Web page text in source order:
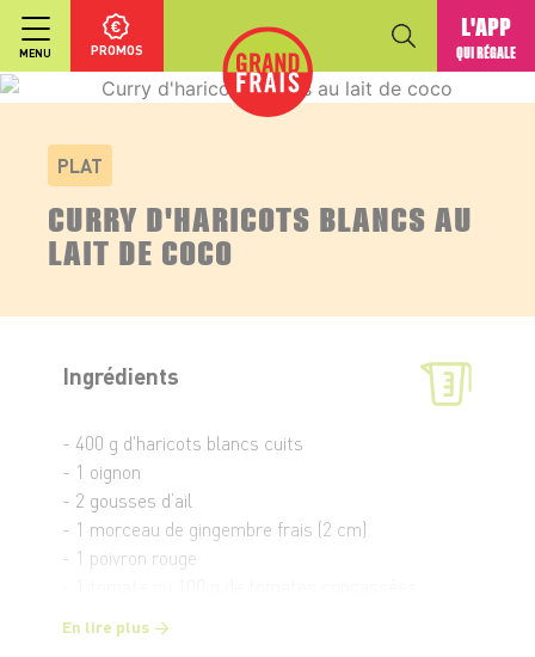
MENU PROMOS
L'APP
QUI RÉGALE
PLAT
CURRY D'HARICOTS BLANCS AU
LAIT DE COCO
Ingrédients
- 400 g d'haricots blancs cuits
- 1 oignon
- 2 gousses d’ail
- 1 morceau de gingembre frais (2 cm)
- 1 poivron rouge
- 100 ml de bouillon de légumes
En lire plus